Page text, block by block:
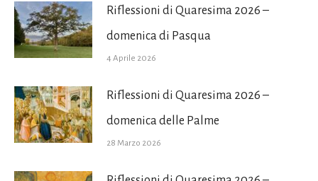
Riflessioni di Quaresima 2026 –
domenica di Pasqua
4 Aprile 2026
Riflessioni di Quaresima 2026 –
domenica delle Palme
28 Marzo 2026